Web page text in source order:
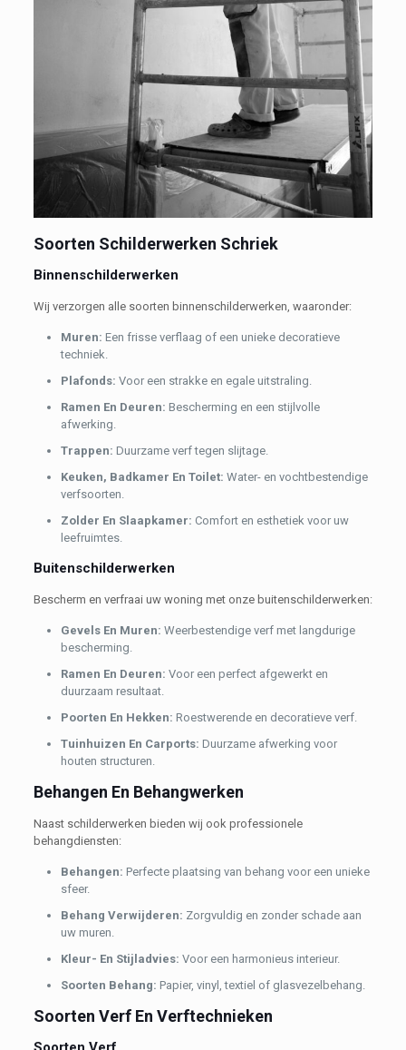
Soorten Schilderwerken Schriek
Binnenschilderwerken
Wij verzorgen alle soorten binnenschilderwerken, waaronder:
Muren: Een frisse verflaag of een unieke decoratieve
techniek.
Plafonds: Voor een strakke en egale uitstraling.
Ramen En Deuren: Bescherming en een stijlvolle
afwerking.
Trappen: Duurzame verf tegen slijtage.
Keuken, Badkamer En Toilet: Water- en vochtbestendige
verfsoorten.
Zolder En Slaapkamer: Comfort en esthetiek voor uw
leefruimtes.
Buitenschilderwerken
Bescherm en verfraai uw woning met onze buitenschilderwerken:
Gevels En Muren: Weerbestendige verf met langdurige
bescherming.
Ramen En Deuren: Voor een perfect afgewerkt en
duurzaam resultaat.
Poorten En Hekken: Roestwerende en decoratieve verf.
Tuinhuizen En Carports: Duurzame afwerking voor
houten structuren.
Behangen En Behangwerken
Naast schilderwerken bieden wij ook professionele
behangdiensten:
Behangen: Perfecte plaatsing van behang voor een unieke
sfeer.
Behang Verwijderen: Zorgvuldig en zonder schade aan
uw muren.
Kleur- En Stijladvies: Voor een harmonieus interieur.
Soorten Behang: Papier, vinyl, textiel of glasvezelbehang.
Soorten Verf En Verftechnieken